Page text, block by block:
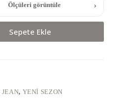
Ölçüleri görüntüle ›
Sepete Ekle
JEAN, YENI SEZON